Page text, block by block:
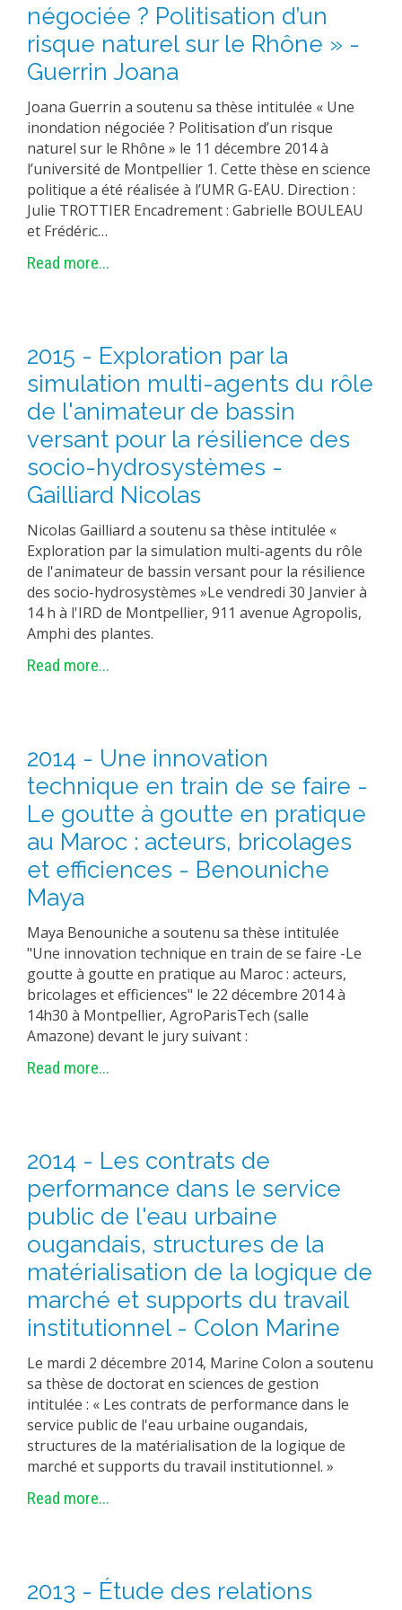
EXPERIMENTAL PLATFORMS
GEOGRAPHIC LOCATIONS
CURRENT PROJECTS
COMPLETED PROJECTS
UMR NETWORKS
REGULAR SEMINARS
TRAINING COURSES
MASTER
MOOC
PRODUCTION
METHODS AND TOOLS
SOFTWARE
PUBLICATIONS SUR HAL
THESES
WORKING PAPERS
THEMATIC NOTES
FOR THE PUBLIC
négociée ? Politisation d’un
risque naturel sur le Rhône » -
Guerrin Joana
Joana Guerrin a soutenu sa thèse intitulée « Une
inondation négociée ? Politisation d’un risque
naturel sur le Rhône » le 11 décembre 2014 à
l’université de Montpellier 1. Cette thèse en science
politique a été réalisée à l’UMR G-EAU. Direction :
Julie TROTTIER Encadrement : Gabrielle BOULEAU
et Frédéric…
Read more...
2015 - Exploration par la
simulation multi-agents du rôle
de l'animateur de bassin
versant pour la résilience des
socio-hydrosystèmes -
Gailliard Nicolas
Nicolas Gailliard a soutenu sa thèse intitulée «
Exploration par la simulation multi-agents du rôle
de l'animateur de bassin versant pour la résilience
des socio-hydrosystèmes »Le vendredi 30 Janvier à
14 h à l'IRD de Montpellier, 911 avenue Agropolis,
Amphi des plantes.
Read more...
2014 - Une innovation
technique en train de se faire -
Le goutte à goutte en pratique
au Maroc : acteurs, bricolages
et efficiences - Benouniche
Maya
Maya Benouniche a soutenu sa thèse intitulée
"Une innovation technique en train de se faire -Le
goutte à goutte en pratique au Maroc : acteurs,
bricolages et efficiences" le 22 décembre 2014 à
14h30 à Montpellier, AgroParisTech (salle
Amazone) devant le jury suivant :
Read more...
2014 - Les contrats de
performance dans le service
public de l'eau urbaine
ougandais, structures de la
matérialisation de la logique de
marché et supports du travail
institutionnel - Colon Marine
Le mardi 2 décembre 2014, Marine Colon a soutenu
sa thèse de doctorat en sciences de gestion
intitulée : « Les contrats de performance dans le
service public de l'eau urbaine ougandais,
structures de la matérialisation de la logique de
marché et supports du travail institutionnel. »
Read more...
2013 - Étude des relations